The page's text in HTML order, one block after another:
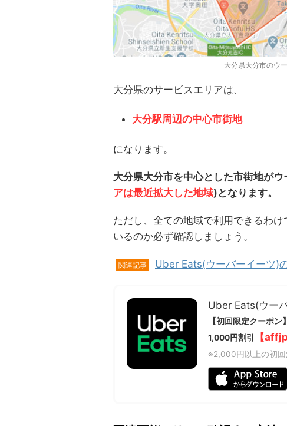
大分県大分市のウ
大分県のサービスエリアは、
大分駅周辺の中心市街地
になります。
大分県大分市を中心とした市街地が
アは最近拡大した地域)となります。
ただし、全ての地域で利用できるわ
いるのか必ず確認しましょう。
関連記事 Uber Eats(ウーバーイーツ)
Uber Eats(ウー
【初回限定クーポン】
1,000円割引
【
※2,000円以上の初